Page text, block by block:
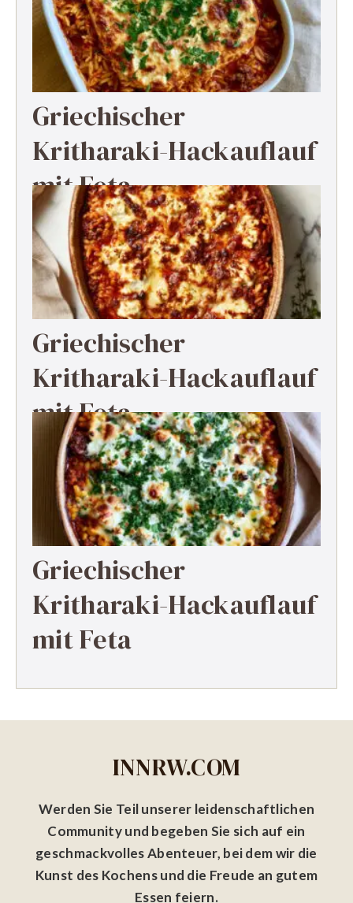
Griechischer
Kritharaki-Hackauflauf
mit Feta
Griechischer
Kritharaki-Hackauflauf
mit Feta
Griechischer
Kritharaki-Hackauflauf
mit Feta
INNRW.COM
Werden Sie Teil unserer leidenschaftlichen
Community und begeben Sie sich auf ein
geschmackvolles Abenteuer, bei dem wir die
Kunst des Kochens und die Freude an gutem
Essen feiern.